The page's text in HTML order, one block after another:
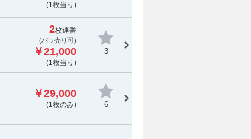
(1枚当り)
2枚連番
(バラ売り可)
￥21,000
(1枚当り)
3
￥29,000
(1枚のみ) 6